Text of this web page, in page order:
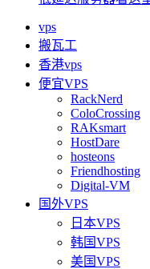
vps
搬瓦工
香港vps
便宜VPS
RackNerd
ColoCrossing
RAKsmart
HostDare
hosteons
Friendhosting
Digital-VM
国外VPS
日本VPS
韩国VPS
美国VPS